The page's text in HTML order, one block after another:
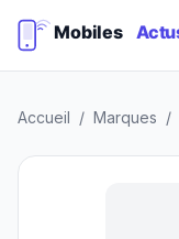
Accueil / Marques /